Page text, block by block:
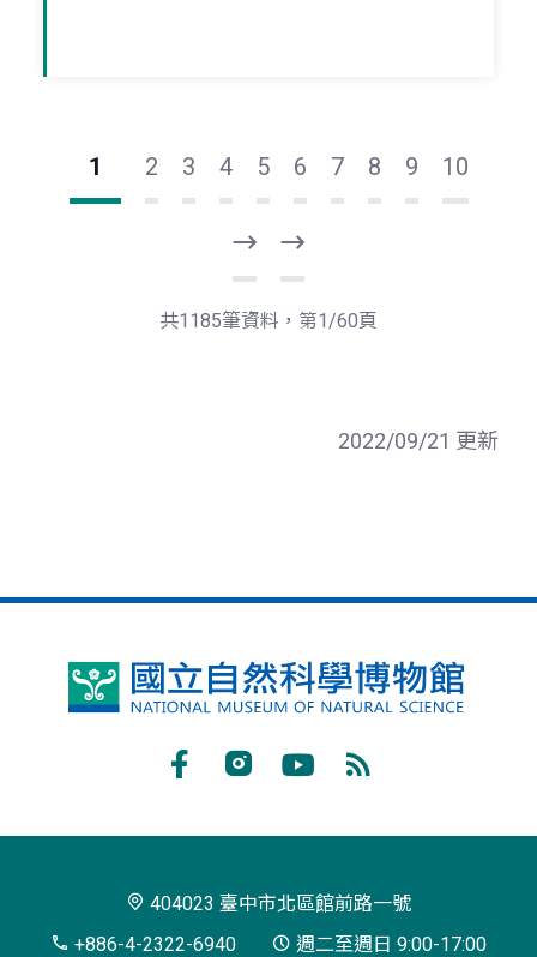
1 2 3 4 5 6 7 8 9 10
一
頁
後
一
共1185筆資料，第1/60頁
2022/09/21 更新
國
博
閱
404023 臺中市北區館前路一號
+886-4-2322-6940
週二至週日 9:00-17:00